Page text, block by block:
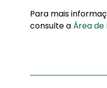
Para mais
consulte a Área de